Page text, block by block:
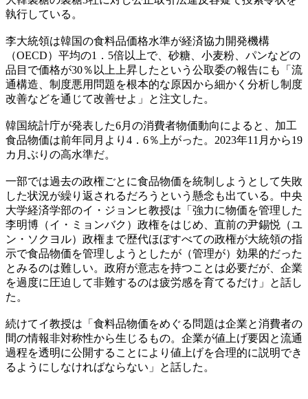
執行している。
李大統領は韓国の食料品価格水準が経済協力開発機構
（OECD）平均の1．5倍以上で、砂糖、小麦粉、パンなどの
品目で価格が30％以上上昇したという公取委の報告にも「流
通構造、制度悪用問題を根本的な原因から細かく分析し制度
改善などを通じて改善せよ」と注文した。
韓国統計庁が発表した6月の消費者物価動向によると、加工
食品物価は前年同月より4．6％上がった。2023年11月から19
カ月ぶりの高水準だ。
一部では過去の政権ごとに食品物価を統制しようとして失敗
した状況が繰り返されるだろうという懸念も出ている。中央
大学経済学部のイ・ジョンヒ教授は「強力に物価を管理した
李明博（イ・ミョンバク）政権をはじめ、直前の尹錫悦（ユ
ン・ソクヨル）政権まで歴代ほぼすべての政権が大統領の指
示で食品物価を管理しようとしたが（管理が）効果的だった
とみるのは難しい。政府が意志を持つことは必要だが、企業
を過度に圧迫して非難するのは疲労感を育てるだけ」と話し
た。
続けてイ教授は「食料品物価をめぐる問題は企業と消費者の
間の情報非対称性から生じるもの。企業が値上げ要因と流通
過程を透明に公開することにより値上げを合理的に説明でき
るようにしなければならない」と話した。